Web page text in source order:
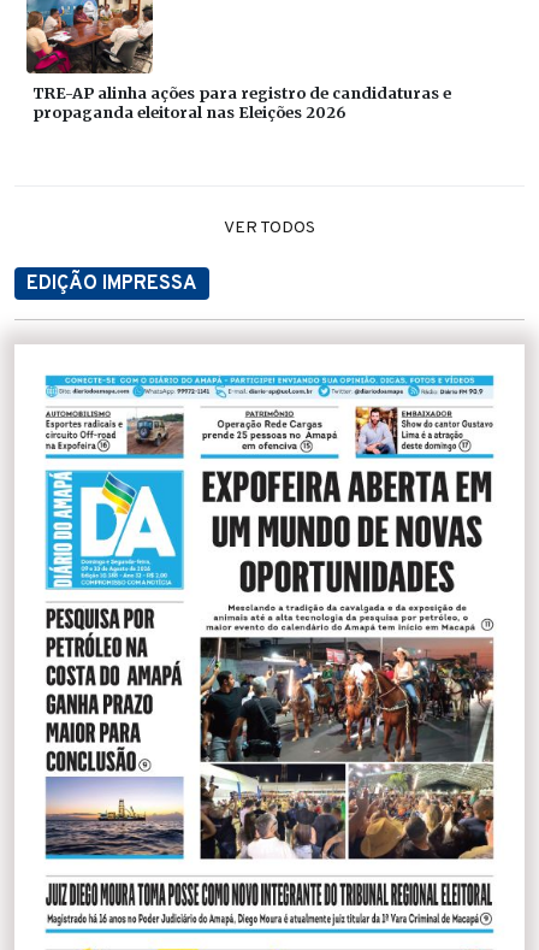
TRE-AP alinha ações para registro de candidaturas e
propaganda eleitoral nas Eleições 2026
VER TODOS
EDIÇÃO IMPRESSA